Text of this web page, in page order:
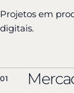
Projetos em
digitais.
01